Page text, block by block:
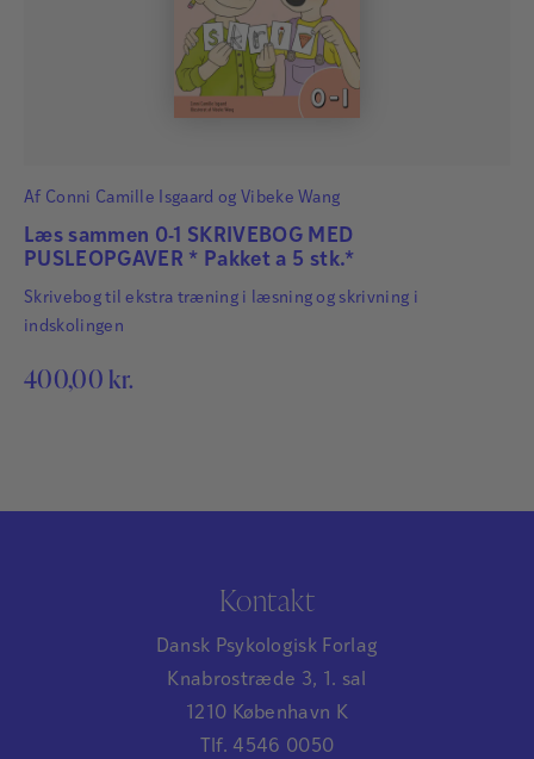
Af Conni Camille Isgaard og Vibeke Wang
Læs sammen 0-1 SKRIVEBOG MED
PUSLEOPGAVER * Pakket a 5 stk.*
Skrivebog til ekstra træning i læsning og skrivning i
indskolingen
400,00 kr.
Kontakt
Dansk Psykologisk Forlag
Knabrostræde 3, 1. sal
1210 København K
Tlf. 4546 0050